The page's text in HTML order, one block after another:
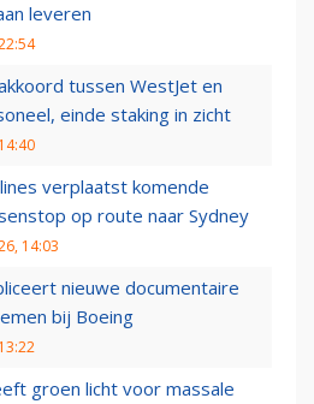
leveren
tussen WestJet en
einde staking in zicht
verplaatst komende
op route naar Sydney
14:03
nieuwe documentaire
bij Boeing
groen licht voor massale